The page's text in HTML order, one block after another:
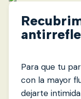
Para que tu
con la mayor
dejarte